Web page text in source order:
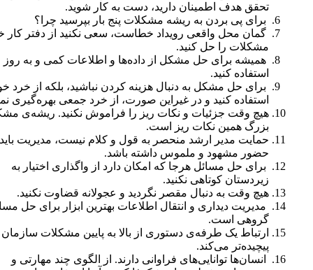
تحقق هدف اطمینان دارید، دست به کار شوید.
برای پی بردن به ریشه مشکلات پنج بار بپرسید چرا؟
گمان محل واقعی رویداد خطاست، سعی نکنید از دفتر کار
مشکلات را حل کنید.
همیشه برای حل مشکل از داده‌ها و اطلاعات کمی و به روز
استفاده کنید.
برای حل مشکل به دنبال هزینه کردن نباشید، بلکه از خرد
استفاده کنید و در غیر‌این صورت، از خرد جمعی بهره‌گیری
هیچ وقت جزئیات و نکات ریز را فراموش نکنید. ریشه‌ی
بزرگ همین نکات ریز است.
حمایت مدیر ارشد منحصر به قول و کلام نیست، مدیریت باید
حضور مشهود و ملموس داشته باشد.
برای حل مسائل هرجا که امکان دارد از واگذاری اختیار به
زیردستان کوتاهی نکنید.
هیچ وقت به دنبال مقصر نگردید و عجولانه قضاوت نکنید.
مدیریت دیداری و انتقال اطلاعات بهترین ابزار برای حل
گروهی است.
ارتباط یک طرفه‌ی دستوری از بالا به پایین مشکلات سازمان
پیچیده‌تر می‌کند.
انسان‌ها توانایی‌های فراوانی دارند. از الگوی چند مهارتی و